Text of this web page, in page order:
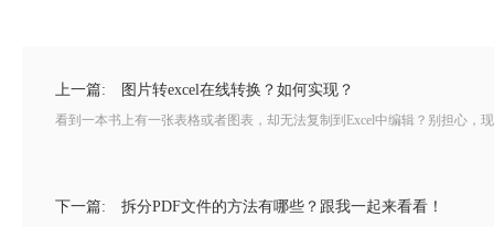
上一篇: 图片转excel在线转换？如何实现？
看到一本书上有一张表格或者图表，却无法复制到Excel中编辑？别担心，
下一篇: 拆分PDF文件的方法有哪些？跟我一起来看看！